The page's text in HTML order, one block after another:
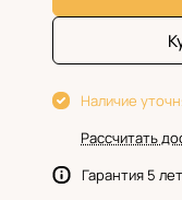
Наличие
Рассчитать
Гарантия 5 лет